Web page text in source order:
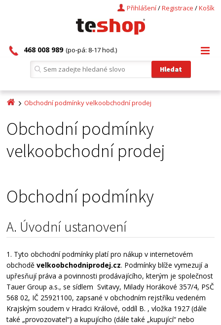
Košík
/
Registrace
/
Přihlášení
468 008 989 (po-pá: 8-17 hod.)
Obchodní podmínky velkoobchodní prodej
Obchodní podmínky
velkoobchodní prodej
Obchodní podmínky
A. Úvodní ustanovení
1. Tyto obchodní podmínky platí pro nákup v internetovém
obchoděvelkoobchodniprodej.cz. Podmínky blíže vymezují a
upřesňují práva a povinnosti prodávajícího, kterým je společnost
Tauer Group a.s., se sídlem Svitavy, Milady Horákové 357/4, PSČ
568 02, IČ 25921100, zapsané v obchodním rejstříku vedeném
Krajským soudem v Hradci Králové, oddíl B. , vložka 1927 (dále
také „provozovatel“) a kupujícího (dále také „kupující“ nebo